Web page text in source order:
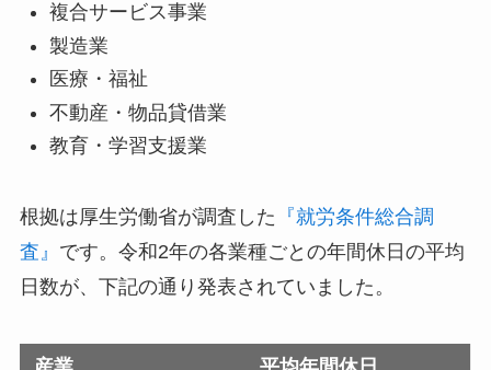
複合サービス事業
製造業
医療・福祉
不動産・物品貸借業
教育・学習支援業
根拠は厚生労働省が調査した 『就労条件総合調
査』 です。令和2年の各業種ごとの年間休日の平均
日数が、下記の通り発表されていました。